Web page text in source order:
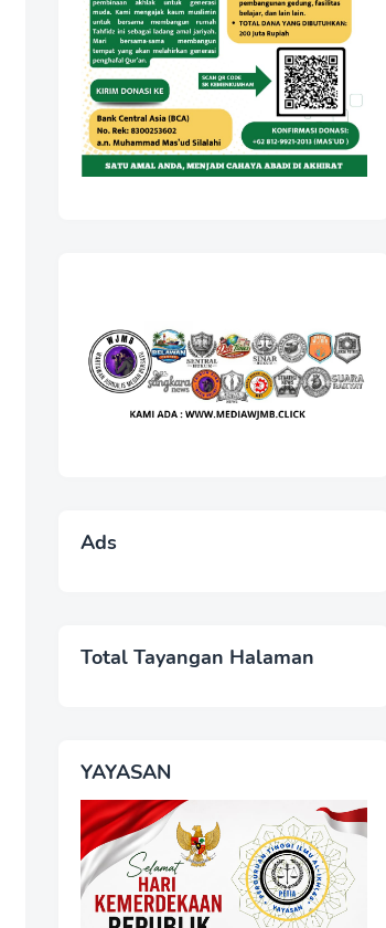
Ads
Total Tayangan Halaman
YAYASAN